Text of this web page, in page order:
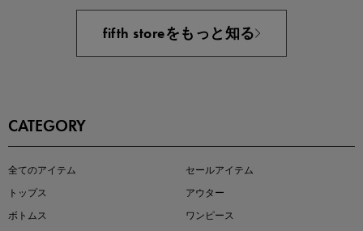
fifth storeをもっと知る
CATEGORY
全てのアイテム
セールアイテム
トップス
アウター
ボトムス
ワンピース